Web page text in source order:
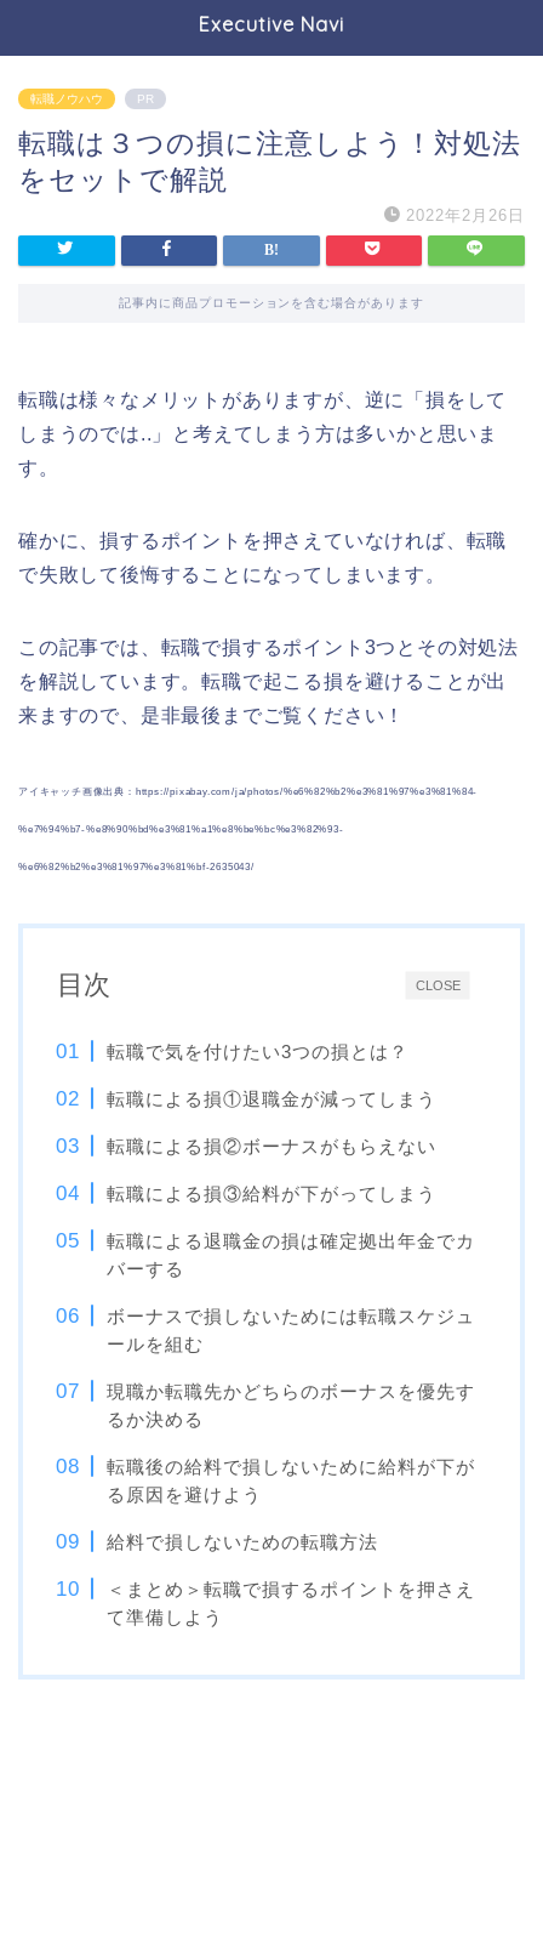
Executive Navi
転職ノウハウ PR
転職は３つの損に注意しよう！対処法
をセットで解説
2022年2月26日
記事内に商品プロモーションを含む場合があります
転職は様々なメリットがありますが、逆に「損をして
しまうのでは..」と考えてしまう方は多いかと思いま
す。
確かに、損するポイントを押さえていなければ、転職
で失敗して後悔することになってしまいます。
この記事では、転職で損するポイント3つとその対処法
を解説しています。転職で起こる損を避けることが出
来ますので、是非最後までご覧ください！
アイキャッチ画像出典：https://pixabay.com/ja/photos/%e6%82%b2%e3%81%97%e3%81%84-
%e7%94%b7-%e8%90%bd%e3%81%a1%e8%be%bc%e3%82%93-
%e6%82%b2%e3%81%97%e3%81%bf-2635043/
CLOSE
目次
転職で気を付けたい3つの損とは？
転職による損①退職金が減ってしまう
転職による損②ボーナスがもらえない
転職による損③給料が下がってしまう
転職による退職金の損は確定拠出年金でカ
バーする
ボーナスで損しないためには転職スケジュ
ールを組む
現職か転職先かどちらのボーナスを優先す
るか決める
転職後の給料で損しないために給料が下が
る原因を避けよう
給料で損しないための転職方法
＜まとめ＞転職で損するポイントを押さえ
て準備しよう